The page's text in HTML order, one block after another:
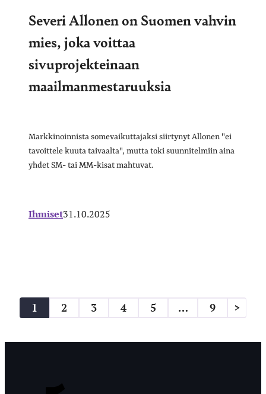
Severi Allonen on Suomen vahvin
mies, joka voittaa
sivuprojekteinaan
maailmanmestaruuksia
Markkinoinnista somevaikuttajaksi siirtynyt Allonen "ei
tavoittele kuuta taivaalta", mutta toki suunnitelmiin aina
yhdet SM- tai MM-kisat mahtuvat.
Ihmiset31.10.2025
Artikkelien
sivutus
1 2 3 4 5 … 9 >